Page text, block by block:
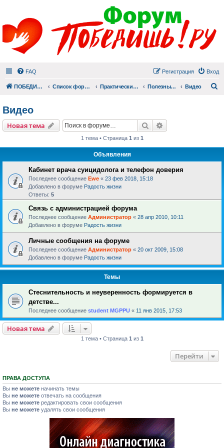
FAQ Вход
Регистрация
ПОБЕДИШЬ.РУ Список форумов Практический раздел Полезные материалы Видео
Видео
Новая тема Поиск
1 тема • Страница 1 из 1
Объявления
Кабинет врача суицидолога и телефон доверия
Последнее сообщение Ewe « 23 фев 2018, 15:18
Добавлено в форуме Радость жизни
Ответы: 5
Связь с администрацией форума
Последнее сообщение Администратор « 28 апр 2010, 10:11
Добавлено в форуме Радость жизни
Личные сообщения на форуме
Последнее сообщение Администратор « 20 окт 2009, 15:08
Добавлено в форуме Радость жизни
Темы
Стеснительность и неуверенность формируется в
детстве...
Последнее сообщение student MGPPU « 11 янв 2015, 17:53
Новая тема
1 тема • Страница 1 из 1
Перейти
ПРАВА ДОСТУПА
Вы не можете начинать темы
Вы не можете отвечать на сообщения
Вы не можете редактировать свои сообщения
Вы не можете удалять свои сообщения